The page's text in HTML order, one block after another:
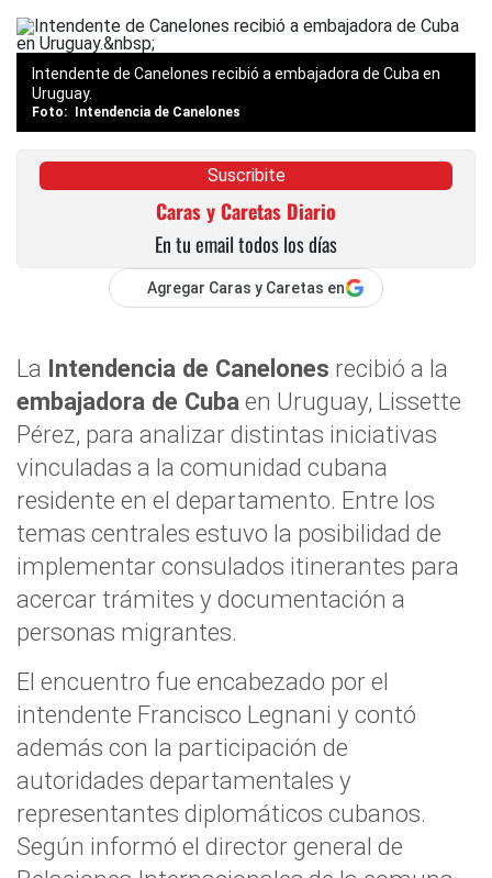
Intendente de Canelones recibió a embajadora de Cuba en
Uruguay.
Intendencia de Canelones
Suscribite
Caras y Caretas Diario
En tu email todos los días
Agregar Caras y Caretas en
La Intendencia de Canelones recibió a la
embajadora de Cuba en Uruguay, Lissette
Pérez, para analizar distintas iniciativas
vinculadas a la comunidad cubana
residente en el departamento. Entre los
temas centrales estuvo la posibilidad de
implementar consulados itinerantes para
acercar trámites y documentación a
personas migrantes.
El encuentro fue encabezado por el
intendente Francisco Legnani y contó
además con la participación de
autoridades departamentales y
representantes diplomáticos cubanos.
Según informó el director general de